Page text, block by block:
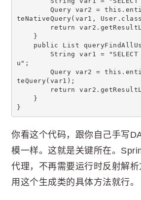
Query var2 =
teNativeQuery(var1,
return
}
public List
String var1 = "SELECT u
u";
Query var2 =
teQuery(var1);
return
}
}
你看这个代码，跟你自己手写
模一样。这就是关键所在。
代理，不再需要运行时反射解析
用这个生成类的具体方法就行。